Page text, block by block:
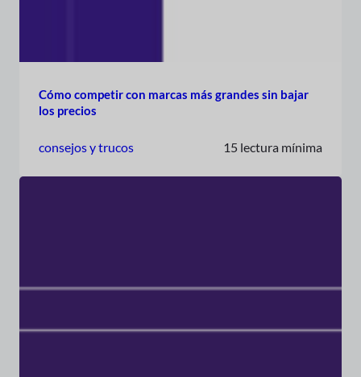
Cómo competir con marcas más grandes sin bajar
los precios
consejos y trucos 15 lectura mínima